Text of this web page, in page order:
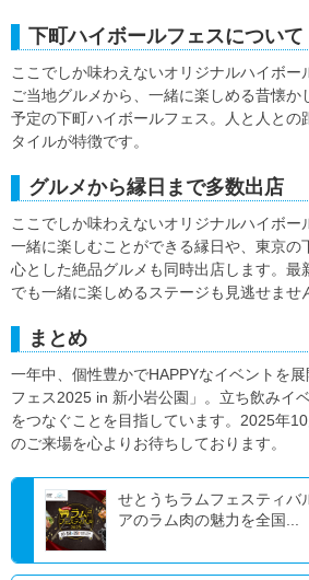
下町ハイボールフェスについて
ここでしか味わえないオリジナルハイボー
ご当地グルメから、一緒に楽しめる昔懐か
予定の下町ハイボールフェス。人と人との
タイルが特徴です。
グルメから縁日まで多数出店
ここでしか味わえないオリジナルハイボー
一緒に楽しむことができる縁日や、東京の
心とした絶品グルメも同時出店します。最
でも一緒に楽しめるステージも見逃せませ
まとめ
一年中、個性豊かでHAPPYなイベントを
フェス2025 in 新小岩公園」。立ち飲みイ
をつなぐことを目指しています。2025年
のご来場を心よりお待ちしております。
せとうちラムフェスティバ
アのラム肉の魅力を全国...